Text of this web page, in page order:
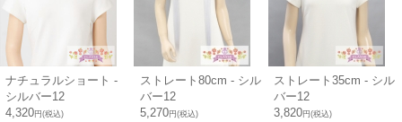
ナチュラルショート -
シルバー12
4,320円(税込)
ストレート80cm - シル
バー12
5,270円(税込)
ストレート35cm - シル
バー12
3,820円(税込)